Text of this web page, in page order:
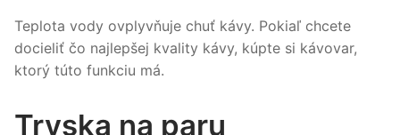
Teplota vody ovplyvňuje chuť kávy. Pokiaľ chcete
docieliť čo najlepšej kvality kávy, kúpte si kávovar,
ktorý túto funkciu má.
Tryska na paru